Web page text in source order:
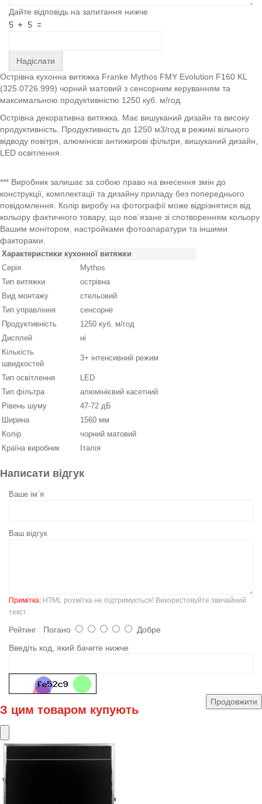
Дайте відповідь на запитання нижче
Надіслати
Острівна кухонна витяжка Franke Mythos FMY Evolution F160 KL
(325.0726.999) чорний матовий з сенсорним керуванням та
максимальною продуктивністю 1250 куб. м/год.
Острівна декоративна витяжка. Має вишуканий дизайн та високу
продуктивність. Продуктивність до 1250 м3/год в режимі вільного
відводу повітря, алюмінієві антижирові фільтри, вишуканий дизайн,
LED освітлення.
*** Виробник залишає за собою право на внесення змін до
конструкції, комплектації та дизайну приладу без попереднього
повідомлення. Колір виробу на фотографії може відрізнятися від
кольору фактичного товару, що пов`язане зі спотворенням кольору
Вашим монітором, настройками фотоапаратури та іншими
факторами.
Характеристики кухонної витяжки
Серія
Mythos
Тип витяжки
острівна
Вид монтажу
стельовий
Тип управління
сенсорне
Продуктивність
1250 куб. м/год
Дисплей
ні
Кількість
швидкостей
3+ інтенсивний режим
Тип освітлення
LED
Тип фільтра
алюмінієвий касетний
Рівень шуму
47-72 дБ
Ширина
1560 мм
Колір
чорний матовий
Країна виробник
Італія
Написати відгук
Ваше ім`я
Ваш відгук
Примітка: HTML розмітка не підтримується! Використовуйте звичайний
текст.
Рейтинг Погано
Добре
Введіть код, який бачите нижче
Продовжити
З цим товаром купують